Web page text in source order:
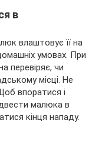
в
влаштовує її на
умовах. При
перевіряє, чи
місці. Не
впоратися і
малюка в
кінця нападу.